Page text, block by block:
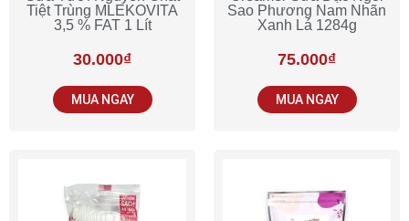
Tiệt Trùng MLEKOVITA
3,5 % FAT 1 Lít
30.000₫
MUA NGAY
Sao Phương Nam Nhãn
Xanh Lá 1284g
75.000₫
MUA NGAY